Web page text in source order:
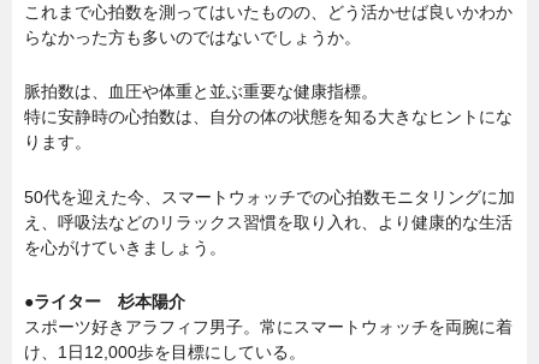
これまで心拍数を測ってはいたものの、どう活かせば良いかわか
らなかった方も多いのではないでしょうか。
脈拍数は、血圧や体重と並ぶ重要な健康指標。
特に安静時の心拍数は、自分の体の状態を知る大きなヒントにな
ります。
50代を迎えた今、スマートウォッチでの心拍数モニタリングに加
え、呼吸法などのリラックス習慣を取り入れ、より健康的な生活
を心がけていきましょう。
●ライター 杉本陽介
スポーツ好きアラフィフ男子。常にスマートウォッチを両腕に着
け、1日12,000歩を目標にしている。